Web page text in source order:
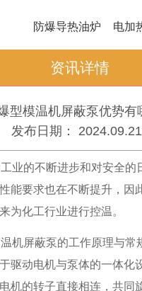
防爆导热油炉 电加
资讯详情
型模温机屏蔽泵优势有
发布日期：
业的不断进步和对安全的
能要求也在不断提升，因
为化工行业进行控温。
机屏蔽泵的工作原理与常
驱动电机与泵体的一体化
机的转子直接相连，共同